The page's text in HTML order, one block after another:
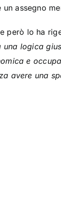
assegno
però lo ha
logica
e
avere una